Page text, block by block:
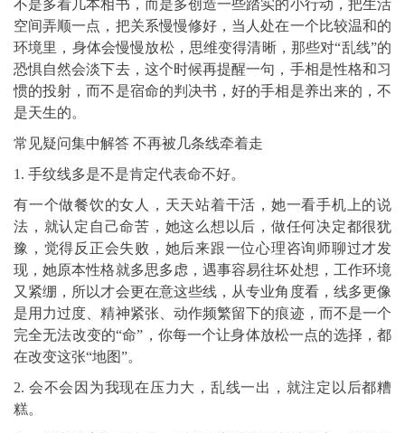
不是多看几本相书，而是多创造一些踏实的小行动，把生活
空间弄顺一点，把关系慢慢修好，当人处在一个比较温和的
环境里，身体会慢慢放松，思维变得清晰，那些对“乱线”的
恐惧自然会淡下去，这个时候再提醒一句，手相是性格和习
惯的投射，而不是宿命的判决书，好的手相是养出来的，不
是天生的。
常见疑问集中解答 不再被几条线牵着走
1. 手纹线多是不是肯定代表命不好。
有一个做餐饮的女人，天天站着干活，她一看手机上的说
法，就认定自己命苦，她这么想以后，做任何决定都很犹
豫，觉得反正会失败，她后来跟一位心理咨询师聊过才发
现，她原本性格就多思多虑，遇事容易往坏处想，工作环境
又紧绷，所以才会更在意这些线，从专业角度看，线多更像
是用力过度、精神紧张、动作频繁留下的痕迹，而不是一个
完全无法改变的“命”，你每一个让身体放松一点的选择，都
在改变这张“地图”。
2. 会不会因为我现在压力大，乱线一出，就注定以后都糟
糕。